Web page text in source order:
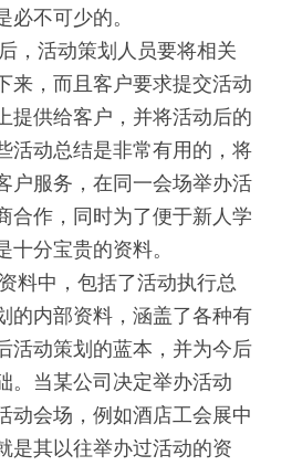
不可少的。
，活动策划人员要将相关
来，而且客户要求提交活动
提供给客户，并将活动后的
活动总结是非常有用的，将
户服务，在同一会场举办活
合作，同时为了便于新人学
分宝贵的资料。
料中，包括了活动执行总
的内部资料，涵盖了各种有
活动策划的蓝本，并为今后
。当某公司决定举办活动
动会场，例如酒店工会展中
是其以往举办过活动的资